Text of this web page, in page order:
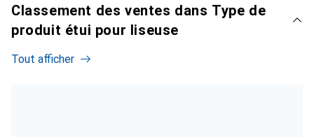
Classement des ventes dans Type de
produit étui pour liseuse
Tout afficher